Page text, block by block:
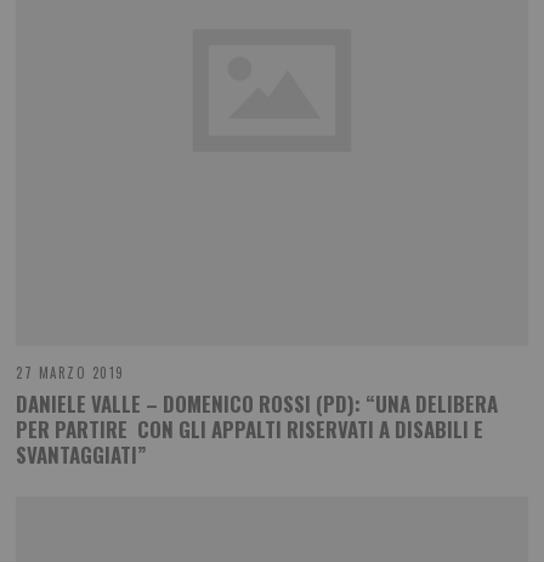
27 MARZO 2019
DANIELE VALLE – DOMENICO ROSSI (PD): “UNA DELIBERA
PER PARTIRE CON GLI APPALTI RISERVATI A DISABILI E
SVANTAGGIATI”